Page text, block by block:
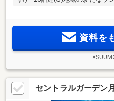
山商店街」隣接。「池袋」駅へ
2.2km圏(S)(※3)
資料を
セントラルガーデン